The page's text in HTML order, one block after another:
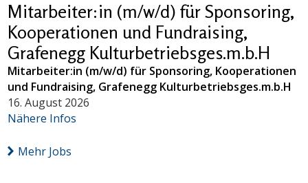
Mitarbeiter:in (m/w/d) für Sponsoring,
Kooperationen und Fundraising,
Grafenegg Kulturbetriebsges.m.b.H
Mitarbeiter:in (m/w/d) für Sponsoring, Kooperationen
und Fundraising, Grafenegg Kulturbetriebsges.m.b.H
16. August 2026
Nähere Infos
Mehr Jobs